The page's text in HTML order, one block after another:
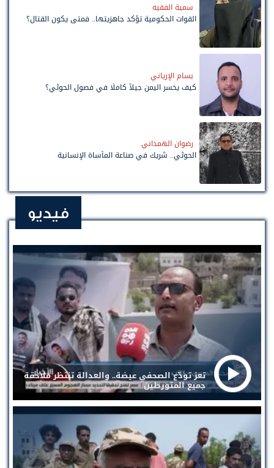
سمية الفقيه
القوات الحكومية تؤكد جاهزيتها.. فمتى يكون القتال؟
بسام الإرياني
كيف يخسر اليمن جيلاً كاملًا في فصول الحوثي؟
رضوان الهمداني
الحوثي.. شريك في صناعة المأساة الإنسانية
فيديو
تعز تودّع الصحفي عيضة.. والعدالة تنتظر ملاحقة
جميع المتورطين